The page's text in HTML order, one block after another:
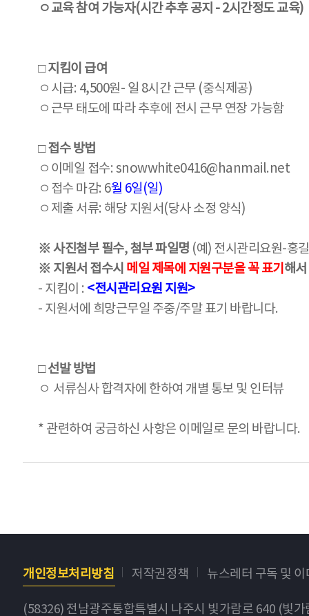
ㅇ교육 참여 가능자(시간 추후 공지 - 2시간정도 교육)
□ 지킴이 급여
ㅇ시급: 4,500원- 일 8시간 근무 (중식제공)
ㅇ근무 태도에 따라 추후에 전시 근무 연장 가능함
□ 접수 방법
ㅇ이메일 접수: snowwhite0416@hanmail.net
ㅇ접수 마감: 6월 6일(일)
ㅇ제출 서류: 해당 지원서(당사 소정 양식)
※ 사진첨부 필수,첨부 파일명 (예) 전시관리요원-홍
※ 지원서 접수시 메일 제목에 지원구분을 꼭 표기 해
- 지킴이 : <전시관리요원 지원>
- 지원서에 희망근무일 주중/주말 표기 바랍니다.
□ 선발 방법
ㅇ 서류심사 합격자에 한하여 개별 통보 및 인터뷰
* 관련하여 궁금하신 사항은 이메일로 문의 바랍니다.
개인정보처리방침 저작권정책 뉴스레터 구독 및
(58326) 전남광주통합특별시 나주시 빛가람로 640 (빛